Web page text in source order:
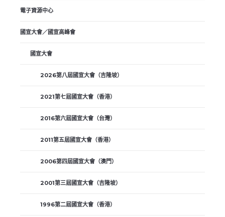
電子資源中心
國宣大會／國宣高峰會
國宣大會
2026第八屆國宣大會（吉隆坡）
2021第七屆國宣大會（香港）
2016第六屆國宣大會（台灣）
2011第五屆國宣大會（香港）
2006第四屆國宣大會（澳門）
2001第三屆國宣大會（吉隆坡）
1996第二屆國宣大會（香港）